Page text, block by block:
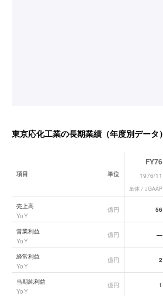
東京応化工業の長期業績（年度別データ）
東京応化工業
項目 単位
FY76
1976/11
単体 / JGAAP
売上高
YoY
億円 56
営業利益
YoY
億円 —
経常利益
YoY
億円 2
当期純利益
YoY
億円 1